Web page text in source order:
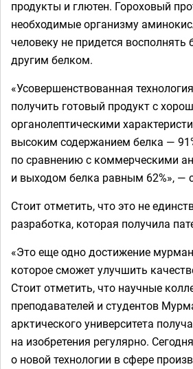
продукты и глютен. Гороховый
необходимые организму
человеку не придется
другим белком.
«Усовершенствованная
получить готовый продукт с
органолептическими
высоким содержанием белка —
по сравнению с коммерческими
и выходом белка равным 62%», —
Стоит отметить, что это не
разработка, которая получила
«Это еще одно достижение
которое сможет улучшить
Стоит отметить, что научные
преподавателей и студентов
арктического университета
на изобретения регулярно.
о новой технологии в сфере